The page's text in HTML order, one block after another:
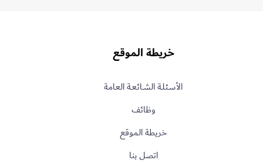
خريطة الموقع
الأسـئلـة الشــائعـة العامة
وظائف
خريطة الموقع
اتصل بنا